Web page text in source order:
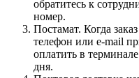
обратитесь к
номер.
Постамат. Когда
телефон или e-mail
оплатить в
дня.